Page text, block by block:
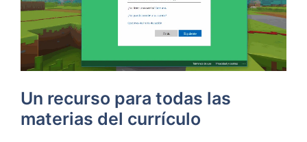
Un recurso para todas las
materias del currículo